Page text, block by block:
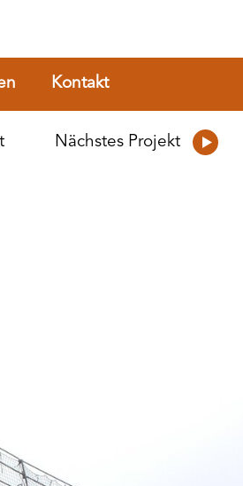
Kontakt
Nächstes Projekt